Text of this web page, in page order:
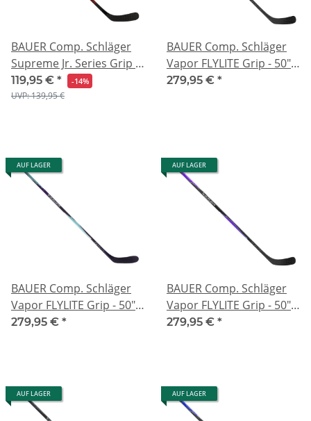
BAUER Comp. Schläger
Supreme Jr. Series Grip -
54"
119,95 € * -14%
UVP: 139,95 €
BAUER Comp. Schläger
Vapor FLYLITE Grip - 50" -
Blau
279,95 € *
AUF LAGER
BAUER Comp. Schläger
Vapor FLYLITE Grip - 50" -
Glacier
279,95 € *
AUF LAGER
BAUER Comp. Schläger
Vapor FLYLITE Grip - 50" -
Lila
279,95 € *
AUF LAGER AUF LAGER